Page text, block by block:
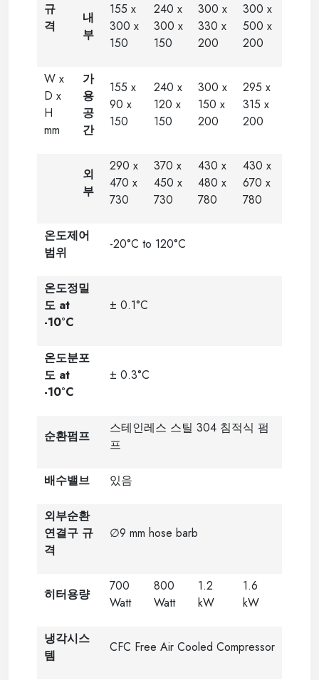
규
격
내
부
155 x
300 x
150
240 x
300 x
150
300 x
330 x
200
300 x
500 x
200
W x
D x
H
mm
가
용
공
간
155 x
90 x
150
240 x
120 x
150
300 x
150 x
200
295 x
315 x
200
외
부
290 x
470 x
730
370 x
450 x
730
430 x
480 x
780
430 x
670 x
780
온도제어
범위
-20°C to 120°C
온도정밀
도 at
-10°C
± 0.1°C
온도분포
도 at
-10°C
± 0.3°C
순환펌프
스테인레스 스틸 304 침적식 펌
프
배수밸브 있음
외부순환
연결구 규
격
∅9 mm hose barb
히터용량
700
Watt
800
Watt
1.2
kW
1.6
kW
냉각시스
템
CFC Free Air Cooled Compressor